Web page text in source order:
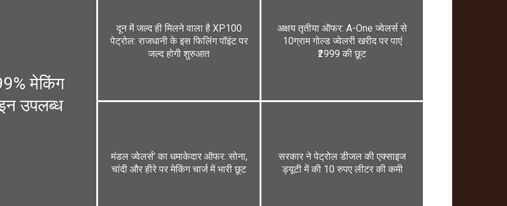
मेकिंग
उपलब्ध
दून में जल्द ही मिलने वाला है XP100
पेट्रोल: राजधानी के इस फिलिंग पॉइंट पर
जल्द होगी शुरुआत
अक्षय तृतीया ऑफर: A-One ज्वेलर्स से
10ग्राम गोल्ड ज्वेलरी खरीद पर पाएं
₹2999 की छूट
मंडल ज्वेलर्स’ का धमाकेदार ऑफर: सोना,
चांदी और हीरे पर मेकिंग चार्ज में भारी छूट
सरकार ने पेट्रोल डीजल की एक्साइज
ड्यूटी में की 10 रुपए लीटर की कमी